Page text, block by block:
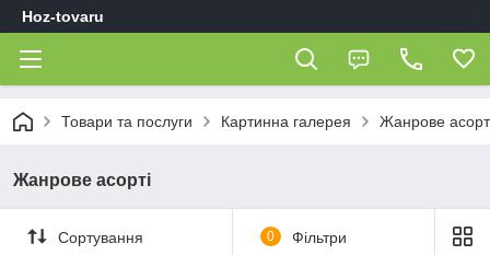
Hoz-tovaru
Товари та послуги Картинна галерея Жанрове
Жанрове асорті
Сортування 0 Фільтри